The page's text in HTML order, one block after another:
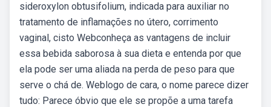
sideroxylon obtusifolium, indicada para auxiliar no
tratamento de inflamações no útero, corrimento
vaginal, cisto Webconheça as vantagens de incluir
essa bebida saborosa à sua dieta e entenda por que
ela pode ser uma aliada na perda de peso para que
serve o chá de. Weblogo de cara, o nome parece dizer
tudo: Parece óbvio que ele se propõe a uma tarefa